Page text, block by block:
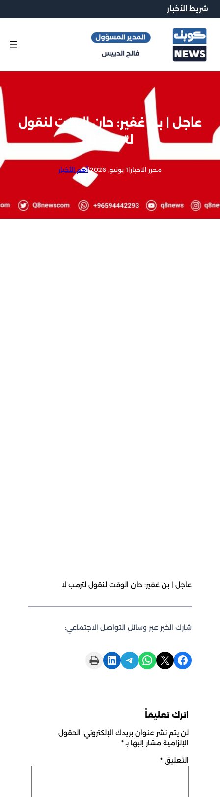
شريط الأخبار
عاجل | بن غفير: حان الوقت لنقول
لترمب لا
محرر الاخبار|1 يونيو, 2026 |أهم الأخبار
عاجل | بن غفير: حان الوقت لنقول لترمب لا
شارك الخبر عبر وسائل التواصل الاجتماعي:
Share on Facebook
Share on X
Share on WhatsApp
Share on Telegram
Share on LinkedIn
Print this Page
اترك تعليقاً
لن يتم نشر عنوان بريدك الإلكتروني. الحقول
الإلزامية مشار إليها بـ*
التعليق *